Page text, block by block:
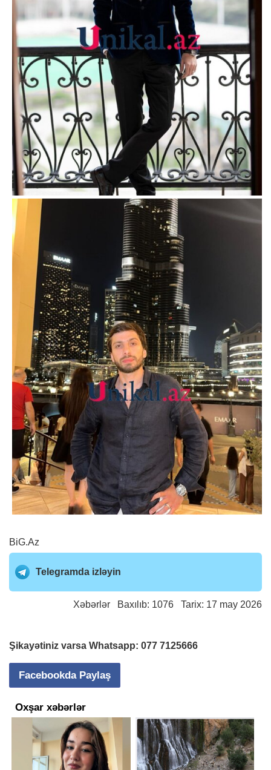
BiG.Az
Telegramda izləyin
Xəbərlər Baxılıb: 1076 Tarix: 17 may 2026
Şikayətiniz varsa Whatsapp: 077 7125666
Facebookda Paylaş
Oxşar xəbərlər